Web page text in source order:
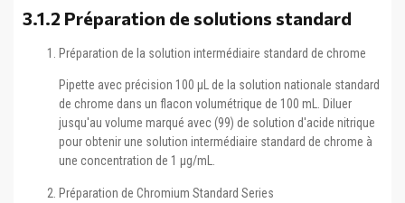
3.1.2 Préparation de solutions standard
Préparation de la solution intermédiaire standard de chrome
Pipette avec précision 100 μL de la solution nationale standard
de chrome dans un flacon volumétrique de 100 mL. Diluer
jusqu'au volume marqué avec (99) de solution d'acide nitrique
pour obtenir une solution intermédiaire standard de chrome à
une concentration de 1 μg/mL.
Préparation de Chromium Standard Series